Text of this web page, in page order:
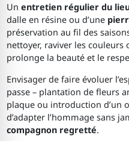
Unentretien régulier du
dalle en résine ou d’une
préservation au fil des
nettoyer, raviver les
prolonge la beauté et le
Envisager de faire évoluer
passe – plantation de fleurs
plaque ou introduction d’un
d’adapter l’hommage sans
compagnon regretté.